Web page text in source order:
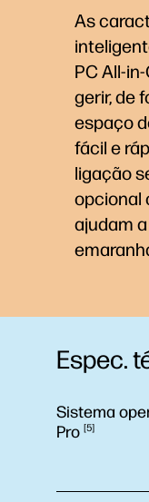
As
PC All-
gerir, de
espaço
fácil e
ligação
opcional
ajudam
Espec.
Sistema
Pro 5